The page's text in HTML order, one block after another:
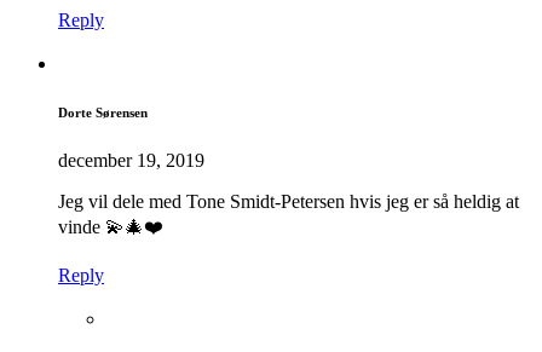
Reply
Dorte Sørensen
december 19, 2019
Jeg vil dele med Tone Smidt-Petersen hvis jeg er så heldig at
vinde 💫🎄❤️
Reply